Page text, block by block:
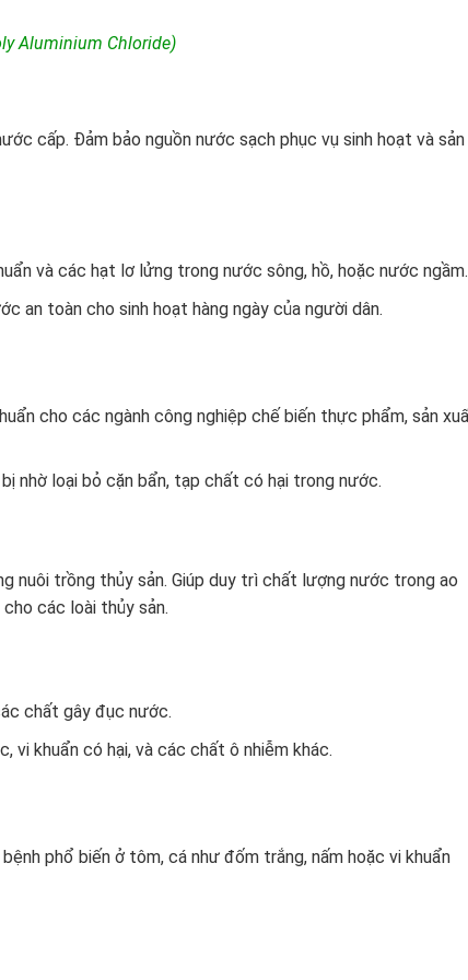
Aluminium Chloride)
cấp. Đảm bảo nguồn nước sạch phục vụ sinh hoạt và sản
và các hạt lơ lửng trong nước sông, hồ, hoặc nước ngầm.
an toàn cho sinh hoạt hàng ngày của người dân.
cho các ngành công nghiệp chế biến thực phẩm, sản
nhờ loại bỏ cặn bẩn, tạp chất có hại trong nước.
nuôi trồng thủy sản. Giúp duy trì chất lượng nước trong ao
các loài thủy sản.
chất gây đục nước.
vi khuẩn có hại, và các chất ô nhiễm khác.
phổ biến ở tôm, cá như đốm trắng, nấm hoặc vi khuẩn